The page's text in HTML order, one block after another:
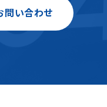
問い合わせ